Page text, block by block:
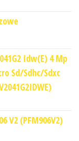
Idw(E) 4 Mp
Sd/Sdhc/Sdxc
V2 (PFM906V2)